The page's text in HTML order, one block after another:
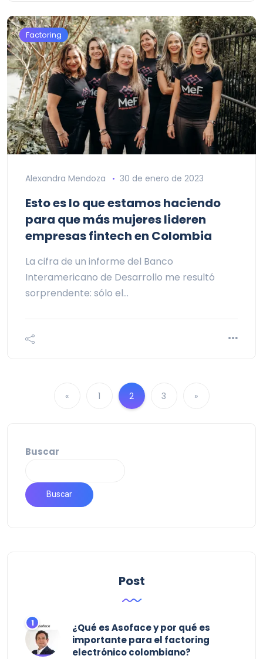
Factoring
Alexandra Mendoza 30 de enero de 2023
Esto es lo que estamos haciendo
para que más mujeres lideren
empresas fintech en Colombia
La cifra de un informe del Banco
Interamericano de Desarrollo me resultó
sorprendente: sólo el…
« 1 2 3 »
Buscar
Buscar
Post
¿Qué es Asoface y por qué es
importante para el factoring
electrónico colombiano?